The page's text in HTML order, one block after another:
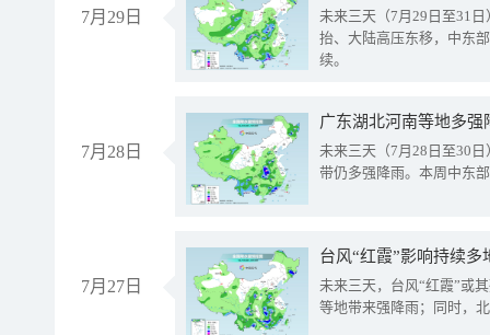
7月29日
未来三天（7月29日至31
抬、大陆高压东移，中东
续。
7月28日
广东湖北河南等地多
未来三天（7月28日至30
带仍多强降雨。本周中东
7月27日
台风“红霞”影响持续
未来三天，台风“红霞”或
等地带来强降雨；同时，